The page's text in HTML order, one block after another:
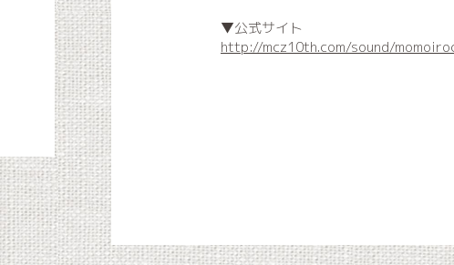
▼公式サイト
http://mcz10th.com/sound/